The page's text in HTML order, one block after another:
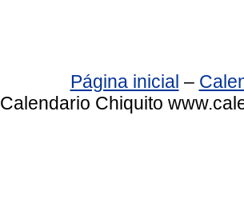
Página inicial –
Calendario Chiquito